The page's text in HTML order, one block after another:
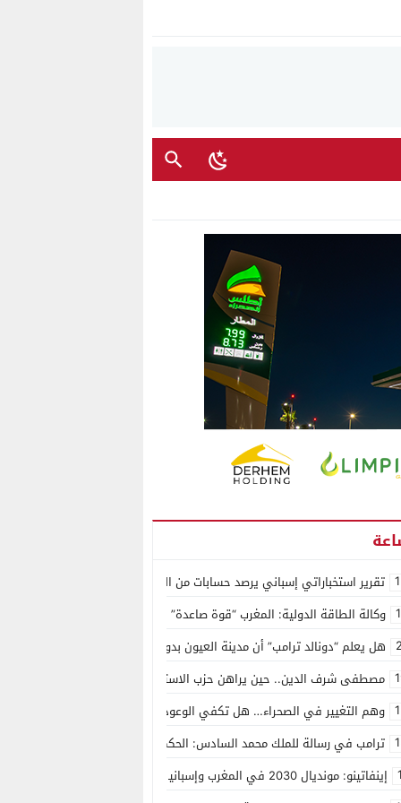
تقرير استخباراتي إسباني يرصد حسابات من الجزائر وأرقاما بـ”213+” ضمن حملة رقمية منظمة حرّضت على اقتحام سبتة
وكالة الطاقة الدولية: المغرب “قوة صاعدة” في سوق المعادن الاستراتيجية
هل يعلم “دونالد ترامب” أن مدينة العيون بدون ماء؟
مصطفى شرف الدين.. حين يراهن حزب الاستقلال على الكفاءة ويمنح الشباب
وهم التغيير في الصحراء… هل تكفي الوعود الفارغة لصناعة الواقع؟
ترامب في رسالة للملك محمد السادس: الحكم الذاتي هو الأساس الوحيد لحل
إينفاتينو: مونديال 2030 في المغرب وإسبانيا والبرتغال سيكون “الأجمل في التاريخ”